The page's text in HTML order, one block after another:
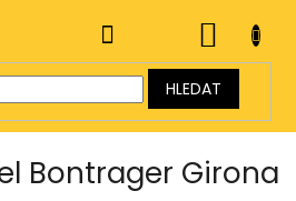
HLEDAT
KOŠÍK
Bontrager Girona